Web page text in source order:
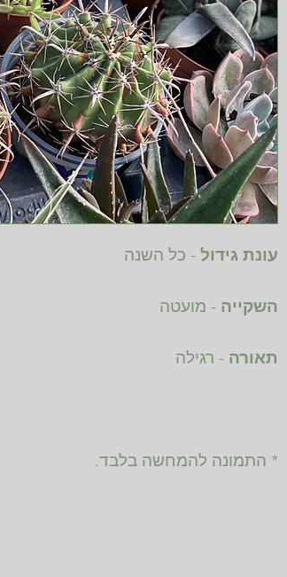
עונת גידול - כל השנה
השקייה - מועטה
תאורה - רגילה
* התמונה להמחשה בלבד.